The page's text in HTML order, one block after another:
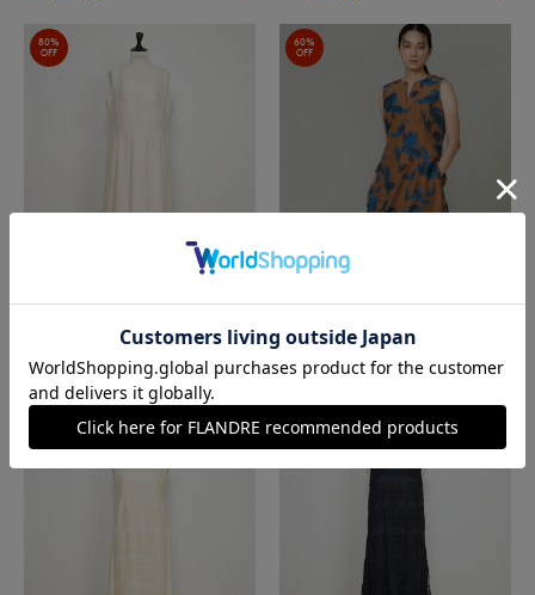
80%
OFF
《大きいサイズ》シルクウールロングワン
ピース《la veille by SUPERIOR CLOSET》
￥28,600(税込)
60%
OFF
la veille by SUPERIOR CLOSET
花柄ジャガードワンピース
￥31,680(税込)
80%
OFF